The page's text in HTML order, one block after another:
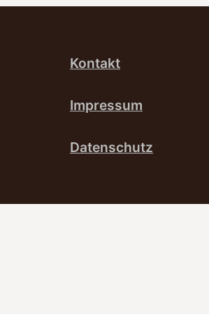
Kontakt
Impressum
Datenschutz